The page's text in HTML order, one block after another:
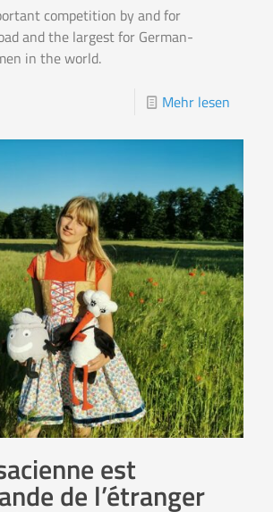
competition by and for
and the largest for German-
in the world.
Mehr lesen
est
de l’étranger